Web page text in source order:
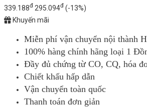
339.188đ 295.094đ (-13%)
Khuyến mãi
Miễn phí vận chuyển nội
100% hàng chính hãng loại 1
Đầy đủ chứng từ CO, CQ, hóa
Chiết khấu
Vận chuyển toàn quốc
Thanh toán